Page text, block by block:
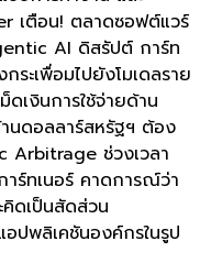
เตือน! ตลาดซอฟต์แวร์
AI ดิสรัปต์ การ์ท
ะเพื่อมไปยังโมเดลราย
เงินการใช้จ่ายด้าน
นดอลลาร์สหรัฐฯ ต้อง
Arbitrage ช่วงเวลา
ร์ทเนอร์ คาดการณ์ว่า
ดเป็นสัดส่วน
ปพลิเคชันองค์กรในรูป